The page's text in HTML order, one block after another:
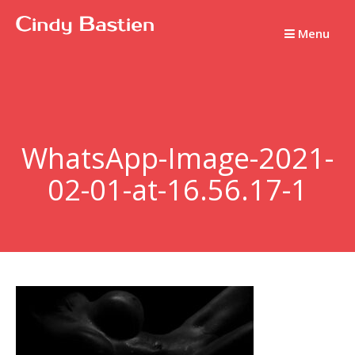
Menu
WhatsApp-Image-2021-
02-01-at-16.56.17-1